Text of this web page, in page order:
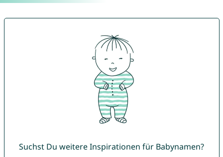
Suchst Du weitere Inspirationen für Babynamen?